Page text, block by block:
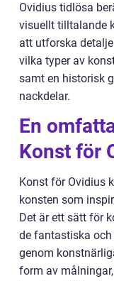
Ovidius tidlösa
visuellt tilltalande
att utforska
vilka typer av
samt en historisk
nackdelar.
En
Konst för
Konst för Ovidius
konsten som
Det är ett sätt för
de fantastiska
genom
form av